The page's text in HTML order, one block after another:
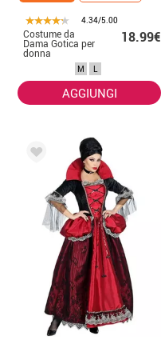
4.34/5.00
Costume da
Dama Gotica per
donna
18.99€
M L
AGGIUNGI